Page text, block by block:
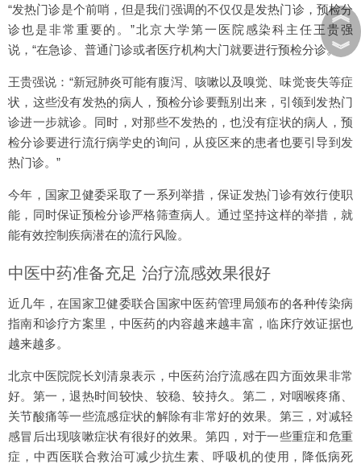
“发热门诊是个前哨，但是我们强调的不仅仅是发热门诊，预检分
诊也是非常重要的。”北京大学第一医院感染科主任王贵强
说，“在急诊、普通门诊或者医疗机构大门就要进行预检分诊。”
王贵强说：“新冠肺炎可能有腹泻、咳嗽以及嗅觉、味觉丧失等症
状，这些没有发热的病人，预检分诊要甄别出来，引领到发热门
诊进一步就诊。同时，对那些不发热的，也没有症状的病人，预
检分诊要进行流行病学史的询问，从疫区来的患者也要引导到发
热门诊。”
今年，国家卫健委采取了一系列举措，保证发热门诊有效行使职
能，同时保证预检分诊严格筛查病人。通过坚持这样的举措，就
能有效控制疾病潜在的流行风险。
中医中药准备充足 治疗流感效果很好
近几年，在国家卫健委联合国家中医药管理局颁布的各种传染病
指南和诊疗方案里，中医药的内容越来越丰富，临床疗效证据也
越来越多。
北京中医院院长刘清泉表示，中医药治疗流感在四方面效果非常
好。第一，退热时间较快、较稳、较持久。第二，对咽喉疼痛、
关节酸痛等一些流感症状的解除有非常好的效果。第三，对减轻
感冒后出现咳嗽症状有很好的效果。第四，对于一些重症和危重
症，中西医联合救治可减少抗生素、呼吸机的使用，降低病死
︽
︾